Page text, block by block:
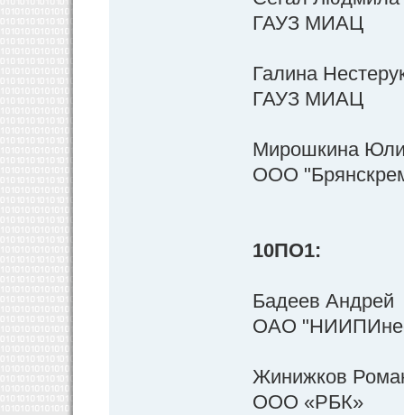
ГАУЗ МИАЦ
Галина
ГАУЗ МИАЦ
Мирошкина
ООО
10ПО1:
Бадеев Андрей
ОАО
Жинижков
ООО «РБК»